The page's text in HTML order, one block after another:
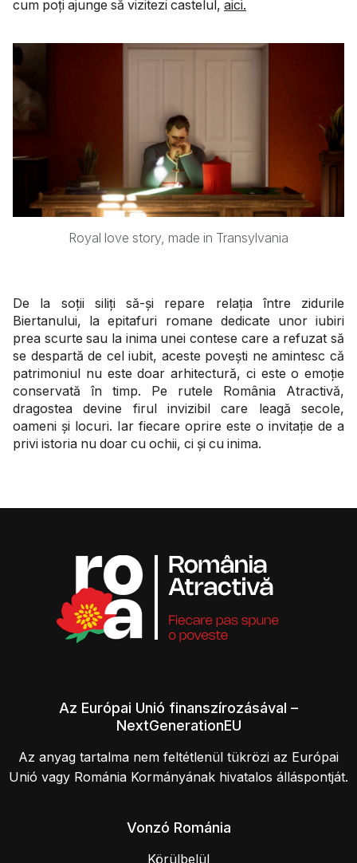
cum poți ajunge să vizitezi castelul, aici.
Royal love story, made in Transylvania
De la soții siliți să-și repare relația între zidurile
Biertanului, la epitafuri romane dedicate unor iubiri
prea scurte sau la inima unei contese care a refuzat să
se despartă de cel iubit, aceste povești ne amintesc că
patrimoniul nu este doar arhitectură, ci este o emoție
conservată în timp. Pe rutele România Atractivă,
dragostea devine firul invizibil care leagă secole,
oameni și locuri. Iar fiecare oprire este o invitație de a
privi istoria nu doar cu ochii, ci și cu inima.
Az Európai Unió finanszírozásával –
NextGenerationEU
Az anyag tartalma nem feltétlenül tükrözi az Európai
Unió vagy Románia Kormányának hivatalos álláspontját.
Vonzó Románia
Körülbelül